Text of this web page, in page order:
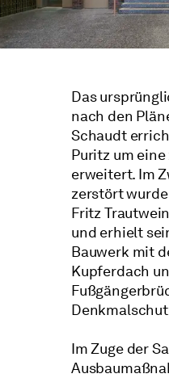
Das
nach den
Schaudt
Puritz um
erweitert. Im
zerstört
Fritz
und erhielt
Bauwerk mit
Kupferdach
Im Zuge der